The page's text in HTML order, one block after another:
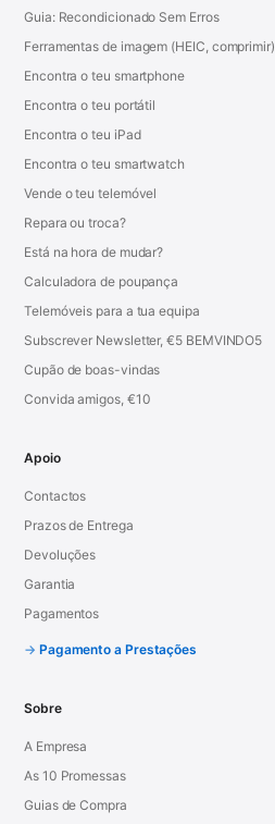
Guia: Recondicionado Sem Erros
Ferramentas de imagem (HEIC, comprimir)
Encontra o teu smartphone
Encontra o teu portátil
Encontra o teu iPad
Encontra o teu smartwatch
Vende o teu telemóvel
Repara ou troca?
Está na hora de mudar?
Calculadora de poupança
Telemóveis para a tua equipa
Subscrever Newsletter, €5 BEMVINDO5
Cupão de boas-vindas
Convida amigos, €10
Apoio
Contactos
Prazos de Entrega
Devoluções
Garantia
Pagamentos
Pagamento a Prestações
Sobre
A Empresa
As 10 Promessas
Guias de Compra